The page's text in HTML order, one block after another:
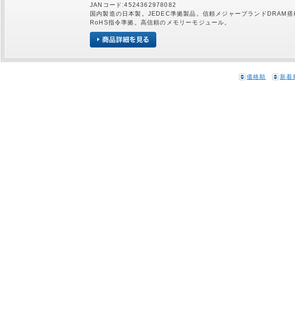
JANコード:4524362978082
国内製造の日本製。JEDEC準拠製品。信頼メジャーブランドDRAM搭
RoHS指令準拠。高信頼のメモリーモジュール。
価格順 新着